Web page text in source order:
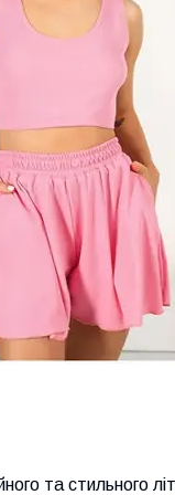
та стильного